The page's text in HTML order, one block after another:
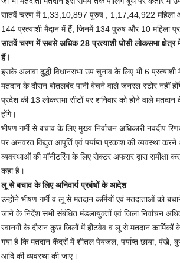
सातवें चरण में 1,33,10,897 पुरुष , 1,17,44,922 महिला
144 प्रत्याशी मैदान में हैं, जिनमें 134 पुरुष और 10 महिला
सातवें चरण में सबसे अधिक 28 प्रत्याशी घोसी लोकसभा क्षेत्र
हैं।
इसके अलावा दुद्धी विधानसभा उप चुनाव के लिए भी 6 प्रत्याशी
मतदान के दौरान बोतलबंद पानी बेचने वाले जनरल स्टोर नहीं
प्रदेश की 13 लोकसभा सीटों पर शनिवार को होने वाले
होंगे।
भीषण गर्मी से बचाव के लिए मुख्य निर्वाचन अधिकारी नवदीप
पर अनवरत विद्युत आपूर्ति एवं पर्याप्त प्रकाश की व्यवस्था
व्यवस्थाओं की मॉनीटरिंग के लिए सेक्टर अफसर द्वारा समीक्षा
कहा है।
लू से बचाव के लिए अनिवार्य प्रबंधों के आदेश
उन्होंने भीषण गर्मी व लू से मतदान कर्मियों एवं मतदाताओं को
जाने के निर्देश सभी संबंधित मंडलायुक्तों एवं जिला निर्वाचन
रवानगी के दौरान कुछ जिलों में हीटवेव व लू से मतदान कार्मिकों
गया है कि मतदान केंद्रों में शीतल पेयजल, पर्याप्त छाया, पंखे,
आदि की व्यवस्था की जाए।